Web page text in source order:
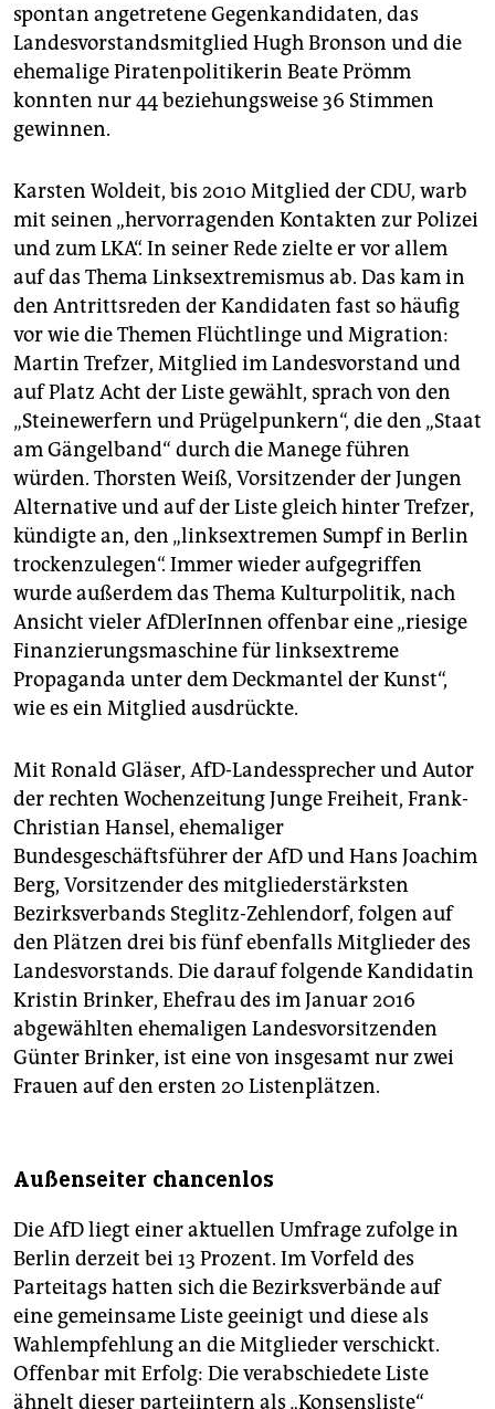
spontan angetretene Gegenkandidaten, das
Landesvorstandsmitglied Hugh Bronson und die
ehemalige Piratenpolitikerin Beate Prömm
konnten nur 44 beziehungsweise 36 Stimmen
gewinnen.
Karsten Woldeit, bis 2010 Mitglied der CDU, warb
mit seinen „hervorragenden Kontakten zur Polizei
und zum LKA“. In seiner Rede zielte er vor allem
auf das Thema Linksextremismus ab. Das kam in
den Antrittsreden der Kandidaten fast so häufig
vor wie die Themen Flüchtlinge und Migration:
Martin Trefzer, Mitglied im Landesvorstand und
auf Platz Acht der Liste gewählt, sprach von den
„Steinewerfern und Prügelpunkern“, die den „Staat
am Gängelband“ durch die Manege führen
würden. Thorsten Weiß, Vorsitzender der Jungen
Alternative und auf der Liste gleich hinter Trefzer,
kündigte an, den „linksextremen Sumpf in Berlin
trockenzulegen“. Immer wieder aufgegriffen
wurde außerdem das Thema Kulturpolitik, nach
Ansicht vieler AfDlerInnen offenbar eine „riesige
Finanzierungsmaschine für linksextreme
Propaganda unter dem Deckmantel der Kunst“,
wie es ein Mitglied ausdrückte.
Mit Ronald Gläser, AfD-Landessprecher und Autor
der rechten Wochenzeitung Junge Freiheit, Frank-
Christian Hansel, ehemaliger
Bundesgeschäftsführer der AfD und Hans Joachim
Berg, Vorsitzender des mitgliederstärksten
Bezirksverbands Steglitz-Zehlendorf, folgen auf
den Plätzen drei bis fünf ebenfalls Mitglieder des
Landesvorstands. Die darauf folgende Kandidatin
Kristin Brinker, Ehefrau des im Januar 2016
abgewählten ehemaligen Landesvorsitzenden
Günter Brinker, ist eine von insgesamt nur zwei
Frauen auf den ersten 20 Listenplätzen.
Außenseiter chancenlos
Die AfD liegt einer aktuellen Umfrage zufolge in
Berlin derzeit bei 13 Prozent. Im Vorfeld des
Parteitags hatten sich die Bezirksverbände auf
eine gemeinsame Liste geeinigt und diese als
Wahlempfehlung an die Mitglieder verschickt.
Offenbar mit Erfolg: Die verabschiedete Liste
ähnelt dieser parteiintern als „Konsensliste“